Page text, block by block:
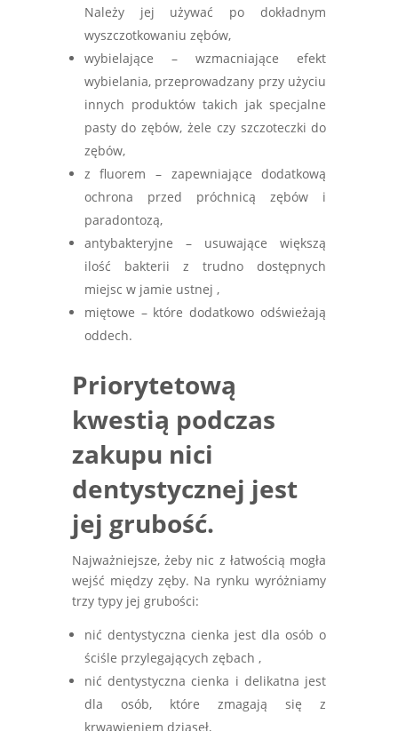
Należy jej używać po dokładnym
wyszczotkowaniu zębów,
wybielające – wzmacniające efekt
wybielania, przeprowadzany przy użyciu
innych produktów takich jak specjalne
pasty do zębów, żele czy szczoteczki do
zębów,
z fluorem – zapewniające dodatkową
ochrona przed próchnicą zębów i
paradontozą,
antybakteryjne – usuwające większą
ilość bakterii z trudno dostępnych
miejsc w jamie ustnej ,
miętowe – które dodatkowo odświeżają
oddech.
Priorytetową
kwestią podczas
zakupu nici
dentystycznej jest
jej grubość.
Najważniejsze, żeby nic z łatwością mogła
wejść między zęby. Na rynku wyróżniamy
trzy typy jej grubości:
nić dentystyczna cienka jest dla osób o
ściśle przylegających zębach ,
nić dentystyczna cienka i delikatna jest
dla osób, które zmagają się z
krwawieniem dziąseł,